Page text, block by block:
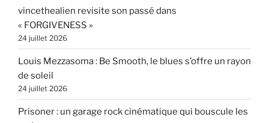
vincethealien revisite son passé dans
« FORGIVENESS »
24 juillet 2026
Louis Mezzasoma : Be Smooth, le blues s’offre un rayon
de soleil
24 juillet 2026
Prisoner : un garage rock cinématique qui bouscule les